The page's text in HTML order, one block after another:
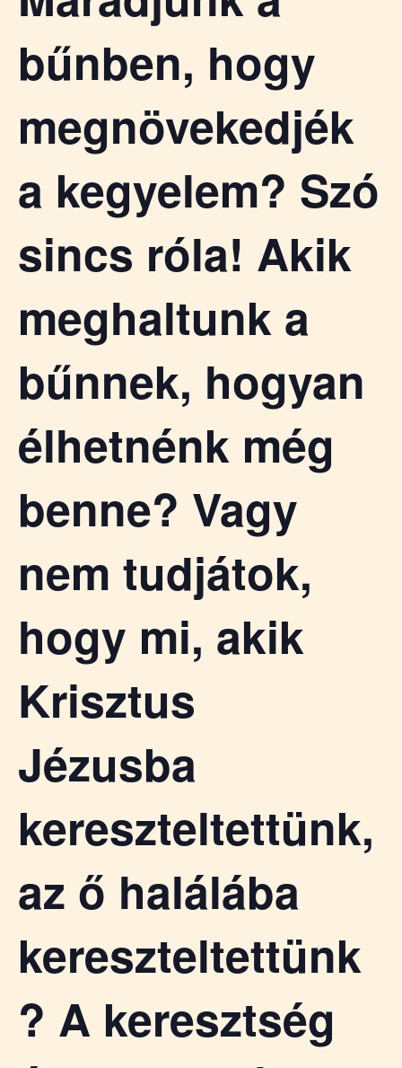
t
u
s
o
e
-
a
p
bűnben, hogy
megnövekedjék
a kegyelem? Szó
sincs róla! Akik
meghaltunk a
bűnnek, hogyan
élhetnénk még
benne? Vagy
nem tudjátok,
hogy mi, akik
Krisztus
Jézusba
kereszteltettünk,
az ő halálába
kereszteltettünk
? A keresztség